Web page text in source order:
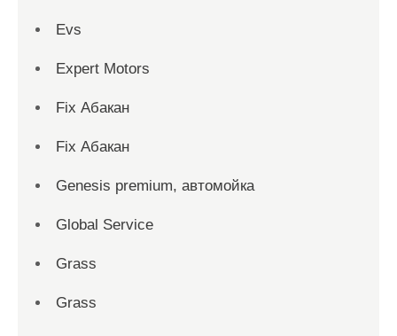
Evs
Expert Motors
Fix Абакан
Fix Абакан
Genesis premium, автомойка
Global Service
Grass
Grass